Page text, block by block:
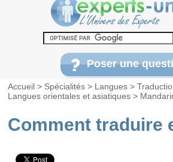
Poser une
Accueil > Spécialités > Langues >
Langues orientales et asiatiques >
Comment traduire